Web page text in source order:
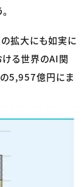
拡大にも如実に
ける世界のAI関
5,957億円にま